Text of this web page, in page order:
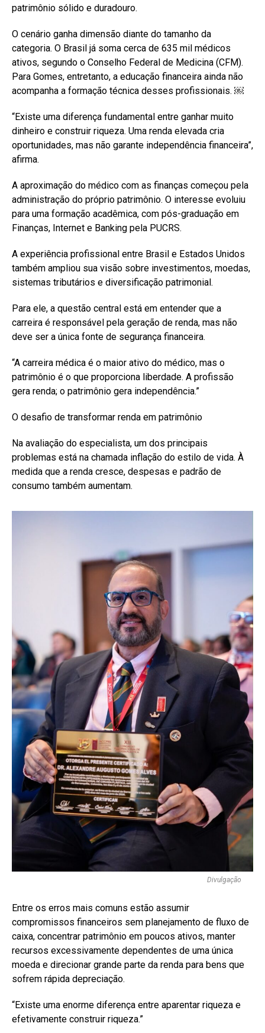
patrimônio sólido e duradouro.
O cenário ganha dimensão diante do tamanho da
categoria. O Brasil já soma cerca de 635 mil médicos
ativos, segundo o Conselho Federal de Medicina (CFM).
Para Gomes, entretanto, a educação financeira ainda não
acompanha a formação técnica desses profissionais. ￼
“Existe uma diferença fundamental entre ganhar muito
dinheiro e construir riqueza. Uma renda elevada cria
oportunidades, mas não garante independência financeira”,
afirma.
A aproximação do médico com as finanças começou pela
administração do próprio patrimônio. O interesse evoluiu
para uma formação acadêmica, com pós-graduação em
Finanças, Internet e Banking pela PUCRS.
A experiência profissional entre Brasil e Estados Unidos
também ampliou sua visão sobre investimentos, moedas,
sistemas tributários e diversificação patrimonial.
Para ele, a questão central está em entender que a
carreira é responsável pela geração de renda, mas não
deve ser a única fonte de segurança financeira.
“A carreira médica é o maior ativo do médico, mas o
patrimônio é o que proporciona liberdade. A profissão
gera renda; o patrimônio gera independência.”
O desafio de transformar renda em patrimônio
Na avaliação do especialista, um dos principais
problemas está na chamada inflação do estilo de vida. À
medida que a renda cresce, despesas e padrão de
consumo também aumentam.
Divulgação
Entre os erros mais comuns estão assumir
compromissos financeiros sem planejamento de fluxo de
caixa, concentrar patrimônio em poucos ativos, manter
recursos excessivamente dependentes de uma única
moeda e direcionar grande parte da renda para bens que
sofrem rápida depreciação.
“Existe uma enorme diferença entre aparentar riqueza e
efetivamente construir riqueza.”